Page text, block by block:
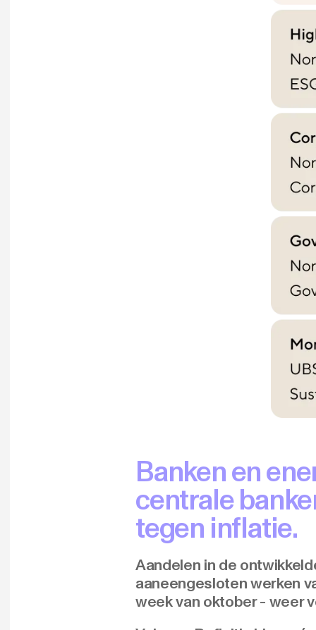
Banken en
centrale
tegen inflatie.
Aandelen in de
aaneengesloten werken
week van oktober - weer